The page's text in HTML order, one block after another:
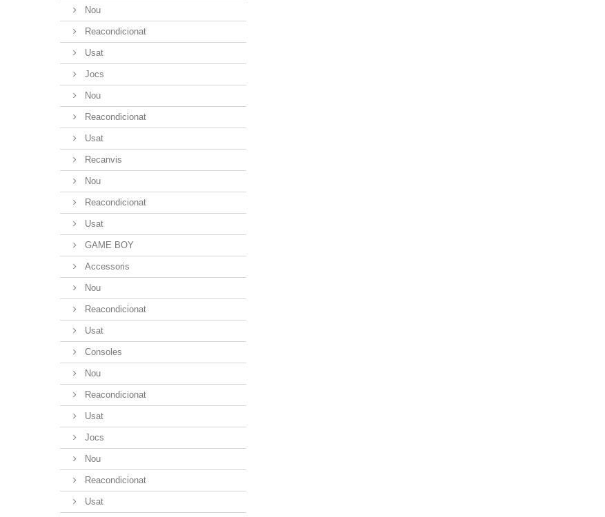
Nou
Reacondicionat
Usat
Jocs
Nou
Reacondicionat
Usat
Recanvis
Nou
Reacondicionat
Usat
GAME BOY
Accessoris
Nou
Reacondicionat
Usat
Consoles
Nou
Reacondicionat
Usat
Jocs
Nou
Reacondicionat
Usat